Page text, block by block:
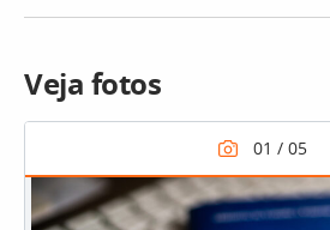
Veja fotos